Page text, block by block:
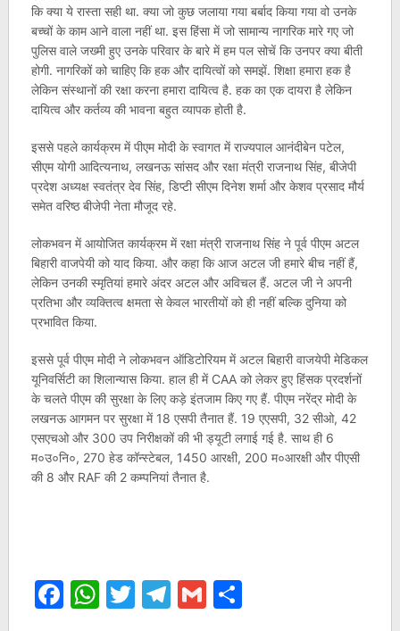
कि क्या ये रास्ता सही था. क्या जो कुछ जलाया गया बर्बाद किया गया वो उनके
बच्चों के काम आने वाला नहीं था. इस हिंसा में जो सामान्य नागरिक मारे गए जो
पुलिस वाले जख्मी हुए उनके परिवार के बारे में हम पल सोचें कि उनपर क्या बीती
होगी. नागरिकों को चाहिए कि हक और दायित्वों को समझें. शिक्षा हमारा हक है
लेकिन संस्थानों की रक्षा करना हमारा दायित्व है. हक का एक दायरा है लेकिन
दायित्व और कर्तव्य की भावना बहुत व्यापक होती है.
इससे पहले कार्यक्रम में पीएम मोदी के स्वागत में राज्यपाल आनंदीबेन पटेल,
सीएम योगी आदित्यनाथ, लखनऊ सांसद और रक्षा मंत्री राजनाथ सिंह, बीजेपी
प्रदेश अध्यक्ष स्वतंत्र देव सिंह, डिप्टी सीएम दिनेश शर्मा और केशव प्रसाद मौर्य
समेत वरिष्ठ बीजेपी नेता मौजूद रहे.
लोकभवन में आयोजित कार्यक्रम में रक्षा मंत्री राजनाथ सिंह ने पूर्व पीएम अटल
बिहारी वाजपेयी को याद किया. और कहा कि आज अटल जी हमारे बीच नहीं हैं,
लेकिन उनकी स्मृतियां हमारे अंदर अटल और अविचल हैं. अटल जी ने अपनी
प्रतिभा और व्यक्तित्व क्षमता से केवल भारतीयों को ही नहीं बल्कि दुनिया को
प्रभावित किया.
इससे पूर्व पीएम मोदी ने लोकभवन ऑडिटोरियम में अटल बिहारी वाजयेपी मेडिकल
यूनिवर्सिटी का शिलान्यास किया. हाल ही में CAA को लेकर हुए हिंसक प्रदर्शनों
के चलते पीएम की सुरक्षा के लिए कड़े इंतजाम किए गए हैं. पीएम नरेंद्र मोदी के
लखनऊ आगमन पर सुरक्षा में 18 एसपी तैनात हैं. 19 एएसपी, 32 सीओ, 42
एसएचओ और 300 उप निरीक्षकों की भी ड्यूटी लगाई गई है. साथ ही 6
म०उ०नि०, 270 हेड कॉन्स्टेबल, 1450 आरक्षी, 200 म०आरक्षी और पीएसी
की 8 और RAF की 2 कम्पनियां तैनात है.
Facebook
WhatsApp
Twitter
Telegram
GmailShare